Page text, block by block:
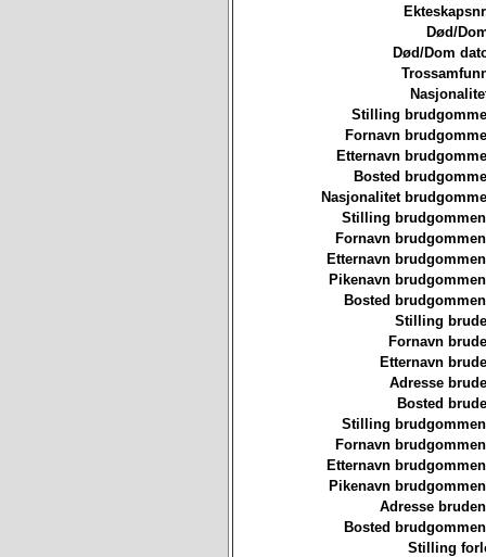
Død/
Død/Dom
Stilling
Fornavn
Etternavn
Bosted
Nasjonalitet
Stilling
Fornavn
Etternavn
Pikenavn
Bosted
Stilling
Fornavn
Etternavn
Adresse
Bosted
Stilling
Fornavn
Etternavn
Pikenavn
Adresse
Bosted
Stilling